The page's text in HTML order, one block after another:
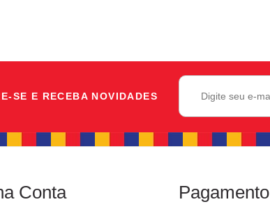
SE E RECEBA NOVIDADES
Conta Pagamento